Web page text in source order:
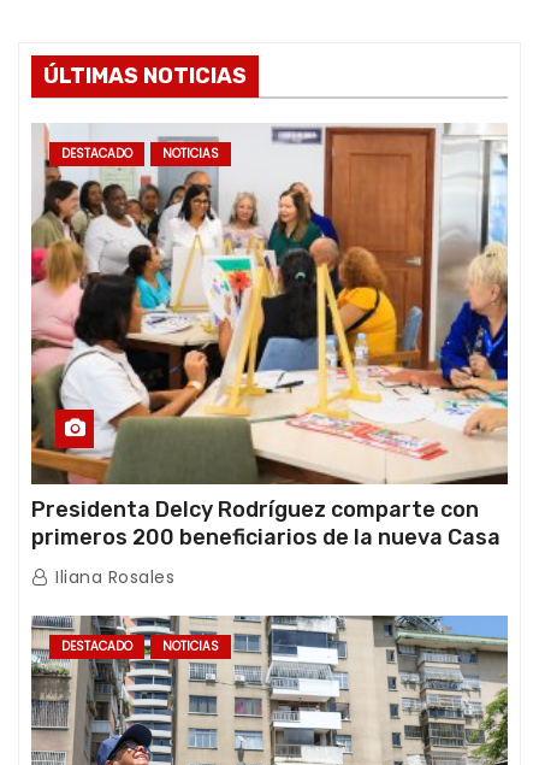
ÚLTIMAS NOTICIAS
DESTACADO NOTICIAS
Presidenta Delcy Rodríguez comparte con
primeros 200 beneficiarios de la nueva Casa
de los Abuelos “La Primavera” en Caracas
Iliana Rosales
DESTACADO NOTICIAS